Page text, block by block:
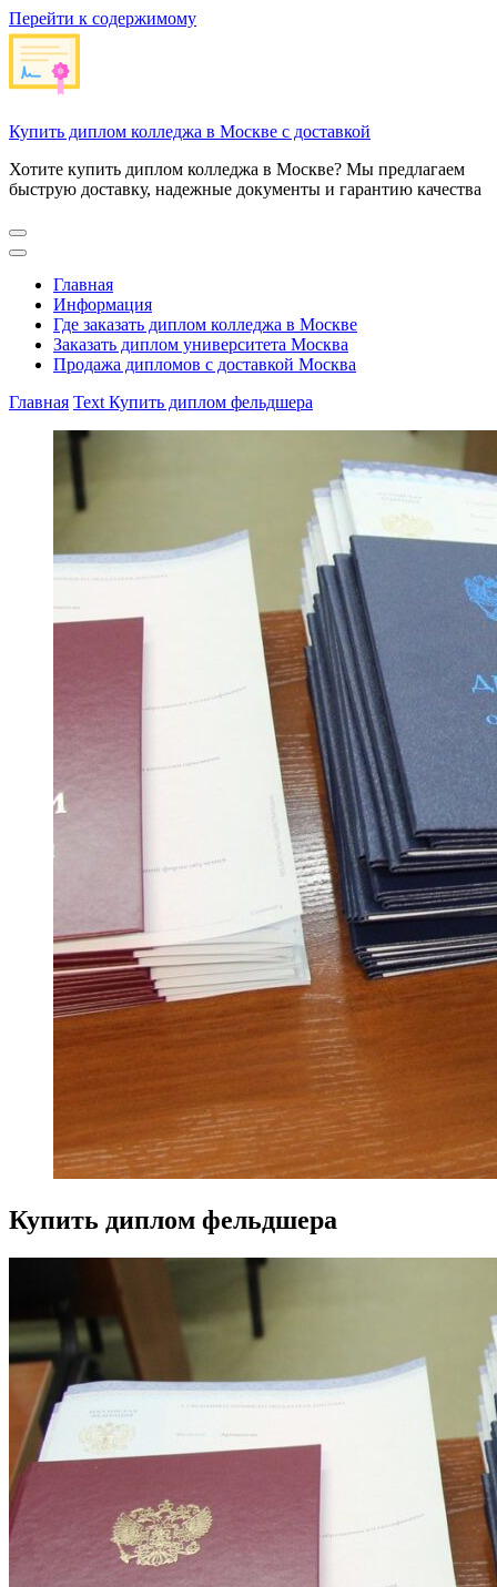
Перейти к содержимому
Купить диплом колледжа в Москве с доставкой
Хотите купить диплом колледжа в Москве? Мы предлагаем
быструю доставку, надежные документы и гарантию качества
Главная
Информация
Где заказать диплом колледжа в Москве
Заказать диплом университета Москва
Продажа дипломов с доставкой Москва
Главная Text Купить диплом фельдшера
Купить диплом фельдшера